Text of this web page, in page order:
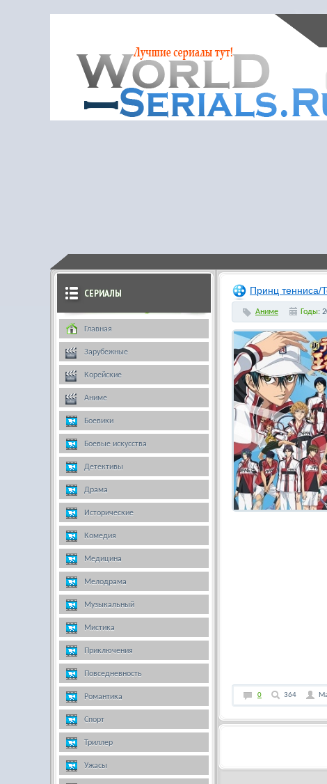
Принц тенниса/
Аниме Годы:
0 364
СЕРИАЛЫ
Главная
Зарубежные
Корейские
Аниме
Боевики
Боевые искусства
Детективы
Драма
Исторические
Комедия
Медицина
Мелодрама
Музыкальный
Мистика
Приключения
Повседневность
Романтика
Спорт
Триллер
Ужасы